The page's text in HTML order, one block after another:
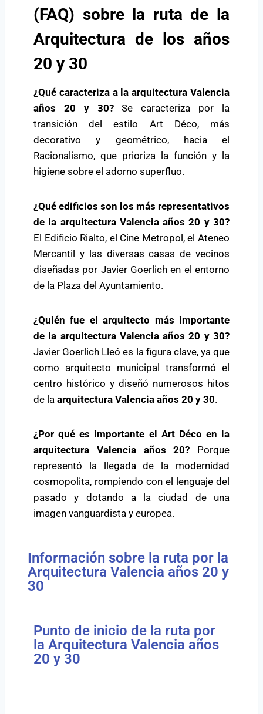
(FAQ) sobre la ruta de la
Arquitectura de los años
20 y 30
¿Qué caracteriza a la arquitectura Valencia
años 20 y 30?Se caracteriza por la
transición del estilo Art Déco, más
decorativo y geométrico, hacia el
Racionalismo, que prioriza la función y la
higiene sobre el adorno superfluo.
¿Qué edificios son los más representativos
de la arquitectura Valencia años 20 y 30?
El Edificio Rialto, el Cine Metropol, el Ateneo
Mercantil y las diversas casas de vecinos
diseñadas por Javier Goerlich en el entorno
de la Plaza del Ayuntamiento.
¿Quién fue el arquitecto más importante
de la arquitectura Valencia años 20 y 30?
Javier Goerlich Lleó es la figura clave, ya que
como arquitecto municipal transformó el
centro histórico y diseñó numerosos hitos
de la arquitectura Valencia años 20 y 30.
¿Por qué es importante el Art Déco en la
arquitectura Valencia años 20? Porque
representó la llegada de la modernidad
cosmopolita, rompiendo con el lenguaje del
pasado y dotando a la ciudad de una
imagen vanguardista y europea.
Información sobre la ruta por la
Arquitectura Valencia años 20 y
30
Punto de inicio de la ruta por
la Arquitectura Valencia años
20 y 30